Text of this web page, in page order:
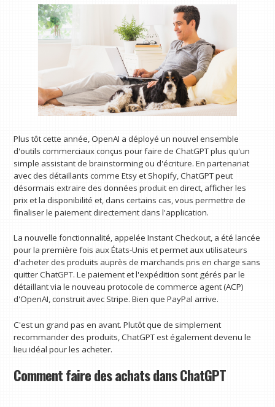
Plus tôt cette année, OpenAI a déployé un nouvel ensemble
d'outils commerciaux conçus pour faire de ChatGPT plus qu'un
simple assistant de brainstorming ou d'écriture. En partenariat
avec des détaillants comme Etsy et Shopify, ChatGPT peut
désormais extraire des données produit en direct, afficher les
prix et la disponibilité et, dans certains cas, vous permettre de
finaliser le paiement directement dans l'application.
La nouvelle fonctionnalité, appelée Instant Checkout, a été lancée
pour la première fois aux États-Unis et permet aux utilisateurs
d'acheter des produits auprès de marchands pris en charge sans
quitter ChatGPT. Le paiement et l'expédition sont gérés par le
détaillant via le nouveau protocole de commerce agent (ACP)
d'OpenAI, construit avec Stripe. Bien que PayPal arrive.
C'est un grand pas en avant. Plutôt que de simplement
recommander des produits, ChatGPT est également devenu le
lieu idéal pour les acheter.
Comment faire des achats dans ChatGPT